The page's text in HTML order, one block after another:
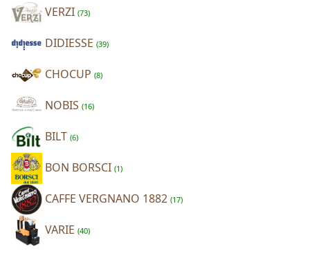
VERZI (73)
DIDIESSE (39)
CHOCUP (8)
NOBIS (16)
BILT (6)
BON BORSCI (1)
CAFFE VERGNANO 1882 (17)
VARIE (40)